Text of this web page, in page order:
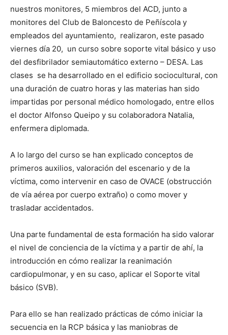
nuestros monitores, 5 miembros del ACD, junto a
monitores del Club de Baloncesto de Peñíscola y
empleados del ayuntamiento, realizaron, este pasado
viernes día 20, un curso sobre soporte vital básico y uso
del desfibrilador semiautomático externo – DESA. Las
clases se ha desarrollado en el edificio sociocultural, con
una duración de cuatro horas y las materias han sido
impartidas por personal médico homologado, entre ellos
el doctor Alfonso Queipo y su colaboradora Natalia,
enfermera diplomada.
A lo largo del curso se han explicado conceptos de
primeros auxilios, valoración del escenario y de la
víctima, como intervenir en caso de OVACE (obstrucción
de vía aérea por cuerpo extraño) o como mover y
trasladar accidentados.
Una parte fundamental de esta formación ha sido valorar
el nivel de conciencia de la víctima y a partir de ahí, la
introducción en cómo realizar la reanimación
cardiopulmonar, y en su caso, aplicar el Soporte vital
básico (SVB).
Para ello se han realizado prácticas de cómo iniciar la
secuencia en la RCP básica y las maniobras de